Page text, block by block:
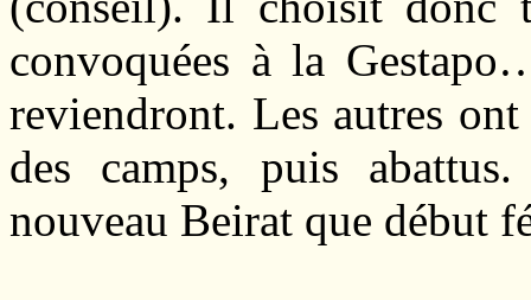
convoquées à la
reviendront. Les autres
des camps, puis
nouveau Beirat que début